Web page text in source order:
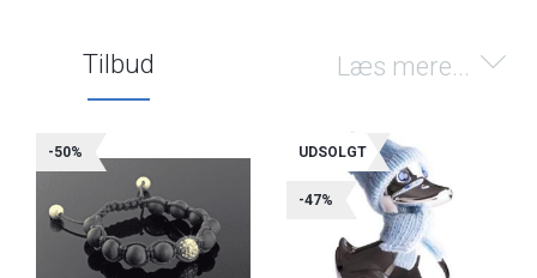
Læs mere...
Tilbud
-50% UDSOLGT
-47%